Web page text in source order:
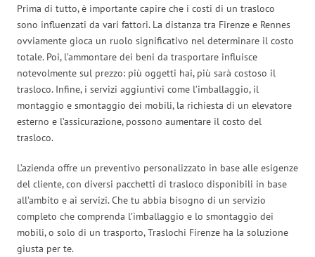
Prima di tutto, è importante capire che i costi di un trasloco
sono influenzati da vari fattori. La distanza tra Firenze e Rennes
ovviamente gioca un ruolo significativo nel determinare il costo
totale. Poi, l’ammontare dei beni da trasportare influisce
notevolmente sul prezzo: più oggetti hai, più sarà costoso il
trasloco. Infine, i servizi aggiuntivi come l’imballaggio, il
montaggio e smontaggio dei mobili, la richiesta di un elevatore
esterno e l’assicurazione, possono aumentare il costo del
trasloco.
L’azienda offre un preventivo personalizzato in base alle esigenze
del cliente, con diversi pacchetti di trasloco disponibili in base
all’ambito e ai servizi. Che tu abbia bisogno di un servizio
completo che comprenda l’imballaggio e lo smontaggio dei
mobili, o solo di un trasporto, Traslochi Firenze ha la soluzione
giusta per te.